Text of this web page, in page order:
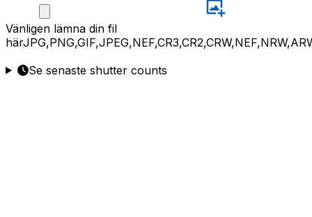
Vänligen lämna din fil
här
Se senaste shutter counts